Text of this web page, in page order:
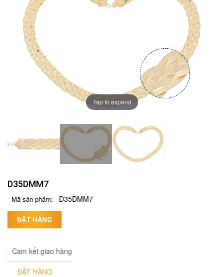
Tap to expand
D35DMM7
Mã sản phẩm: D35DMM7
ĐẶT HÀNG
Cam kết giao hàng
ĐẶT HÀNG